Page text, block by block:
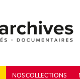
NOS COLLECTIONS